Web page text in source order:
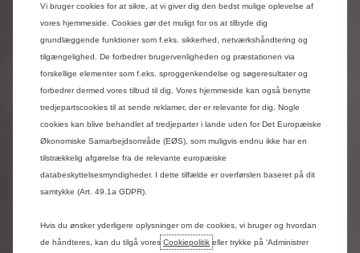
Din personlige
assistent er altid med
Alle bilens funktioner aktiveres i
MyCitroën-appen på din
smartphone.
Vi bruger cookies for at sikre, at vi giver dig den bedst mulige oplevelse af
vores hjemmeside. Cookies gør det muligt for os at tilbyde dig
grundlæggende funktioner som f.eks. sikkerhed, netværkshåndtering og
tilgængelighed. De forbedrer brugervenligheden og præstationen via
forskellige elementer som f.eks. sproggenkendelse og søgeresultater og
forbedrer dermed vores tilbud til dig. Vores hjemmeside kan også benytte
tredjepartscookies til at sende reklamer, der er relevante for dig. Nogle
cookies kan blive behandlet af tredjeparter i lande uden for Det Europæiske
Økonomiske Samarbejdsområde (EØS), som muligvis endnu ikke har en
tilstrækkelig afgørelse fra de relevante europæiske
databeskyttelsesmyndigheder. I dette tilfælde er overførslen baseret på dit
samtykke (Art. 49.1a GDPR).
Hvis du ønsker yderligere oplysninger om de cookies, vi bruger og hvordan
de håndteres, kan du tilgå vores Cookiepolitik eller trykke på ‘Administrer